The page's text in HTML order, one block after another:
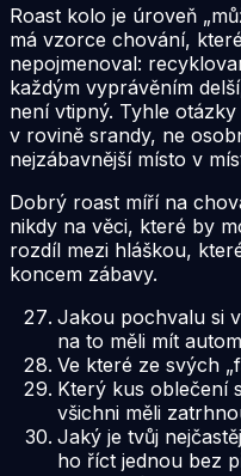
Roast kolo je úroveň
má vzorce chování,
nepojmenoval:
každým vyprávěním
není vtipný. Tyhle
v rovině srandy, ne
nejzábavnější místo v
Dobrý roast míří na
nikdy na věci, které by
rozdíl mezi hláškou,
koncem zábavy.
Jakou pochvalu si
na to měli mít
Ve které ze svých
Který kus oblečení
všichni měli
Jaký je tvůj
ho říct jednou bez